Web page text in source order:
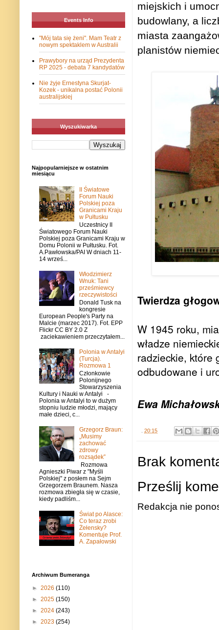
miejskich i
budowlany, a
miasta
planistów
Twierdza
W 1945 roku,
władze
radzieckie, które
odbudowane i
Ewa
20:15
Brak
Prześlij
Redakcja nie
Events Info
"Mój tata się żeni". Mam Teatr z
nowym spektaklem w Australii
Prawybory na urząd Prezydenta
RP 2025 - debata 7 kandydatów
Nie żyje Ernestyna Skurjat-
Kozek - unikalna postać Polonii
australijskiej
Wyszukiwarka
Najpopularniejsze w ostatnim
miesiącu
II Światowe
Forum Nauki
Polskiej poza
Granicami Kraju
w Pułtusku
Uczestnicy II
Światowego Forum Nauki
Polskiej poza Granicami Kraju w
Domu Polonii w Pułtusku. Fot.
A.Pawłowska/PAI W dniach 11-
14 wrześ...
Włodzimierz
Wnuk: Tani
prześmiewcy
rzeczywistości
Donald Tusk na
kongresie
European People's Party na
Malcie (marzec 2017). Fot. EPP
Flickr CC BY 2.0 Z
zaciekawieniem przeczytałem...
Polonia w Antalyi
(Turcja).
Rozmowa 1
Członkowie
Polonijnego
Stowarzyszenia
Kultury i Nauki w Antalyi -
Polonia w Antalyi to w dużym
stopniu ludzie młodzi, mający
małe dzieci, c...
Grzegorz Braun:
„Musimy
zachować
zdrowy
rozsądek”
Rozmowa
Agnieszki Piwar z "Myśli
Polskiej" z posłem na Sejm
Grzegorzem Braunem. Nasza
rozmowa zbiegła się w czasie,
kiedy padliśm...
Świat po Alasce:
Co teraz zrobi
Żełensky?
Komentuje Prof.
A. Zapałowski
Archiwum Bumeranga
► 2026 (110)
► 2025 (150)
► 2024 (243)
► 2023 (254)